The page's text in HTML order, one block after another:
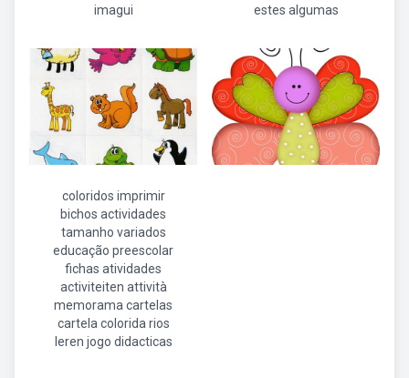
imagui
estes algumas
coloridos imprimir
bichos actividades
tamanho variados
educação preescolar
fichas atividades
activiteiten attività
memorama cartelas
cartela colorida rios
leren jogo didacticas